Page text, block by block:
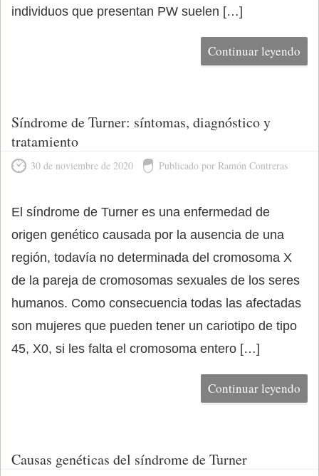
individuos que presentan PW suelen […]
Continuar leyendo
Síndrome de Turner: síntomas, diagnóstico y
tratamiento
30 de noviembre de 2020 Publicado por Ramón Contreras
El síndrome de Turner es una enfermedad de
origen genético causada por la ausencia de una
región, todavía no determinada del cromosoma X
de la pareja de cromosomas sexuales de los seres
humanos. Como consecuencia todas las afectadas
son mujeres que pueden tener un cariotipo de tipo
45, X0, si les falta el cromosoma entero […]
Continuar leyendo
Causas genéticas del síndrome de Turner